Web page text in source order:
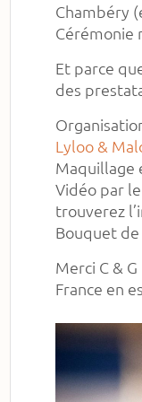
Chambéry
Cérémonie
Et parce
des
Lyloo &
Maquillage
Vidéo par
trouverez
Bouquet
Merci C &
France en